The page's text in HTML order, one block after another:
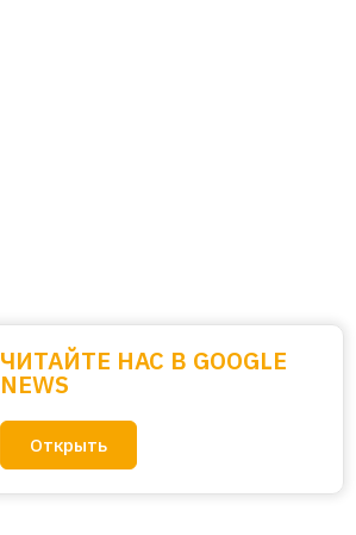
ЧИТАЙТЕ НАС В GOOGLE
NEWS
Открыть